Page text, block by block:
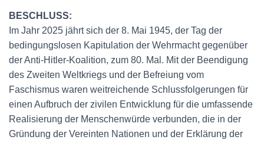
BESCHLUSS:
Im Jahr 2025 jährt sich der 8. Mai 1945, der Tag der
bedingungslosen Kapitulation der Wehrmacht gegenüber
der Anti-Hitler-Koalition, zum 80. Mal. Mit der Beendigung
des Zweiten Weltkriegs und der Befreiung vom
Faschismus waren weitreichende Schlussfolgerungen für
einen Aufbruch der zivilen Entwicklung für die umfassende
Realisierung der Menschenwürde verbunden, die in der
Gründung der Vereinten Nationen und der Erklärung der